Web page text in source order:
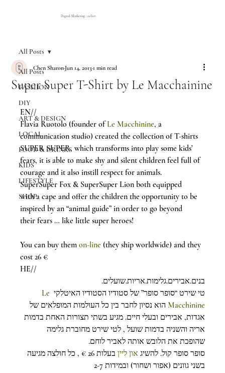
Digital Marketing Atelier
All Posts
FASHION
DIY
ART & DESIGN
LOCAL
FOOD & DRINKS
KIDS
LIFESTYLE
SHOP
All Posts
Super Super T-Shirt by Le Macchainine
Chen SharonJun 14, 20131 min read
EN//
Flavia Ruotolo (founder of Le Macchinine, a
communication studio) created the collection of T-shirts
SUPER SUPER, which transforms into play some kids’
fears, it is able to make shy and silent children feel full of
courage and it also instill respect for animals.
SuperSuper Fox & SuperSuper Lion both equipped
with a cape and offer the children the opportunity to be
inspired by an “animal guide” in order to go beyond
their fears … like little super heroes!
You can buy them on-line (they ship worldwide) and they
cost 26 €
HE//
בנים.אבירים.גלימות.אריות.שועלים.
טי שירט “סופר סופר” של סטודיו הסטודיו האיטלקי Le
Macchinine הוא נסיון לחבר בין כל העולמות המופלאים של
אגדות, אבירים ובעלי חיים. מגיע בשתי תצורות האחת בדמות
אריה והשניה בדמות שועל , לטי שירט מחוברת גלימה
שהופכת את הלובש אותה לאביר לוחם.
סופר סופר קול. להשיג און ליין
בעלות 26 € , כל חולצה מגיעה
בשני גוונים (אפור ושחור) ובמידות 2-7